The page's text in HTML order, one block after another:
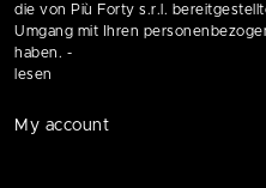
die von Più Forty s.r.l.
Umgang mit Ihren
haben. -
lesen
My account